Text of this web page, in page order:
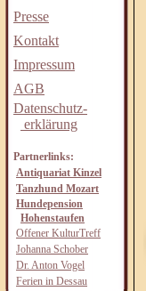
Presse
Kontakt
Impressum
AGB
Datenschutz-
erklärung
Partnerlinks:
Antiquariat Kinzel
Tanzhund Mozart
Hundepension
Hohenstaufen
Offener KulturTreff
Johanna Schober
Dr. Anton Vogel
Ferien in Dessau